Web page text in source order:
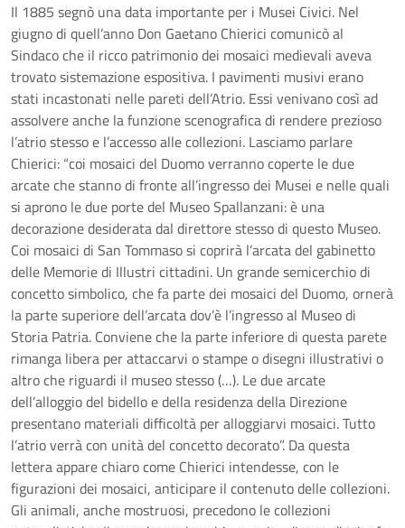
Il 1885 segnò una data importante per i Musei Civici. Nel
giugno di quell’anno Don Gaetano Chierici comunicò al
Sindaco che il ricco patrimonio dei mosaici medievali aveva
trovato sistemazione espositiva. I pavimenti musivi erano
stati incastonati nelle pareti dell’Atrio. Essi venivano così ad
assolvere anche la funzione scenografica di rendere prezioso
l’atrio stesso e l’accesso alle collezioni. Lasciamo parlare
Chierici: “coi mosaici del Duomo verranno coperte le due
arcate che stanno di fronte all’ingresso dei Musei e nelle quali
si aprono le due porte del Museo Spallanzani: è una
decorazione desiderata dal direttore stesso di questo Museo.
Coi mosaici di San Tommaso si coprirà l’arcata del gabinetto
delle Memorie di Illustri cittadini. Un grande semicerchio di
concetto simbolico, che fa parte dei mosaici del Duomo, ornerà
la parte superiore dell’arcata dov’è l’ingresso al Museo di
Storia Patria. Conviene che la parte inferiore di questa parete
rimanga libera per attaccarvi o stampe o disegni illustrativi o
altro che riguardi il museo stesso (…). Le due arcate
dell’alloggio del bidello e della residenza della Direzione
presentano materiali difficoltà per alloggiarvi mosaici. Tutto
l’atrio verrà con unità del concetto decorato”. Da questa
lettera appare chiaro come Chierici intendesse, con le
figurazioni dei mosaici, anticipare il contenuto delle collezioni.
Gli animali, anche mostruosi, precedono le collezioni